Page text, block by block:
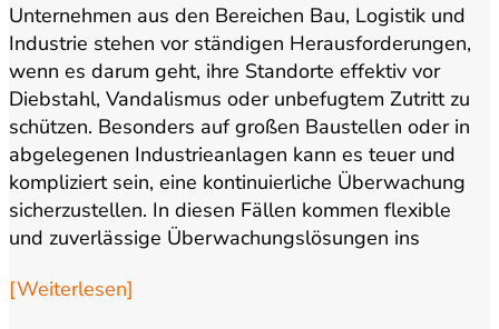
Unternehmen aus den Bereichen Bau, Logistik und
Industrie stehen vor ständigen Herausforderungen,
wenn es darum geht, ihre Standorte effektiv vor
Diebstahl, Vandalismus oder unbefugtem Zutritt zu
schützen. Besonders auf großen Baustellen oder in
abgelegenen Industrieanlagen kann es teuer und
kompliziert sein, eine kontinuierliche Überwachung
sicherzustellen. In diesen Fällen kommen flexible
und zuverlässige Überwachungslösungen ins
[Weiterlesen]